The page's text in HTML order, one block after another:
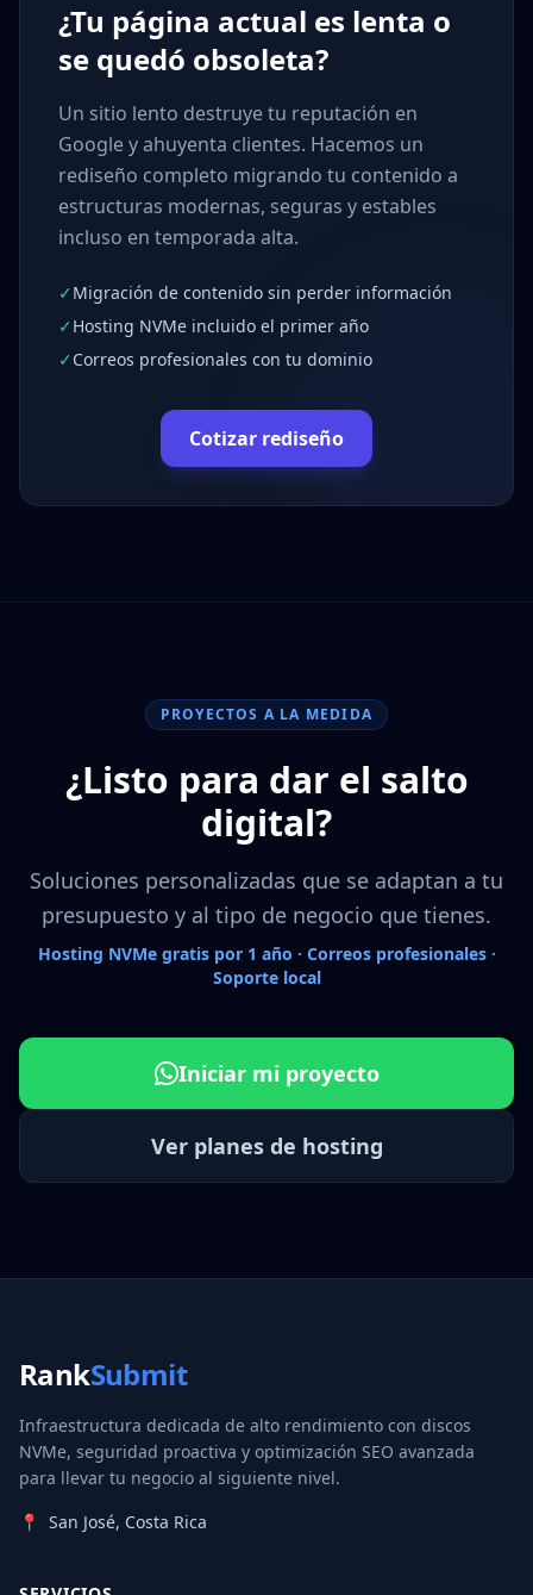
¿Tu página actual es lenta o
se quedó obsoleta?
Un sitio lento destruye tu reputación en
Google y ahuyenta clientes. Hacemos un
rediseño completo migrando tu contenido a
estructuras modernas, seguras y estables
incluso en temporada alta.
✓Migración de contenido sin perder información
✓Hosting NVMe incluido el primer año
✓Correos profesionales con tu dominio
Cotizar rediseño
PROYECTOS A LA MEDIDA
¿Listo para dar el salto
digital?
Soluciones personalizadas que se adaptan a tu
presupuesto y al tipo de negocio que tienes.
Hosting NVMe gratis por 1 año · Correos profesionales ·
Soporte local
Iniciar mi proyecto
Ver planes de hosting
RankSubmit
Infraestructura dedicada de alto rendimiento con discos
NVMe, seguridad proactiva y optimización SEO avanzada
para llevar tu negocio al siguiente nivel.
📍
San José, Costa Rica